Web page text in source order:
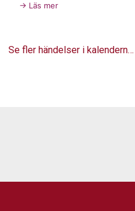
→ Läs mer
Se fler händelser i kalendern…